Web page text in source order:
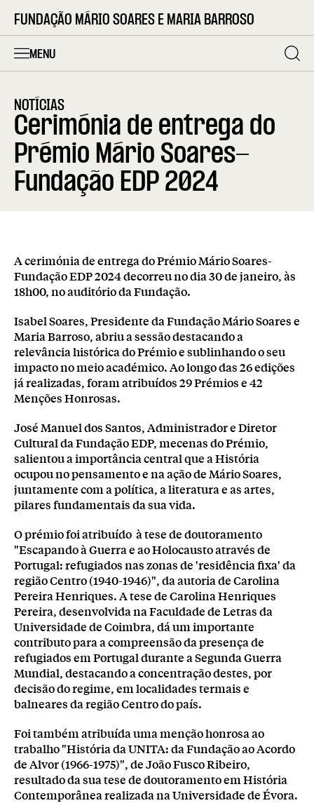
FUNDAÇÃO MÁRIO SOARES E MARIA BARROSO
MENU
NOTÍCIAS
Cerimónia de entrega do
Prémio Mário Soares-
Fundação EDP 2024
A cerimónia de entrega do Prémio Mário Soares-
Fundação EDP 2024 decorreu no dia 30 de janeiro, às
18h00, no auditório da Fundação.
Isabel Soares, Presidente da Fundação Mário Soares e
Maria Barroso, abriu a sessão destacando a
relevância histórica do Prémio e sublinhando o seu
impacto no meio académico. Ao longo das 26 edições
já realizadas, foram atribuídos 29 Prémios e 42
Menções Honrosas.
José Manuel dos Santos, Administrador e Diretor
Cultural da Fundação EDP, mecenas do Prémio,
salientou a importância central que a História
ocupou no pensamento e na ação de Mário Soares,
juntamente com a política, a literatura e as artes,
pilares fundamentais da sua vida.
O prémio foi atribuído à tese de doutoramento
"Escapando à Guerra e ao Holocausto através de
Portugal: refugiados nas zonas de 'residência fixa' da
região Centro (1940-1946)", da autoria de Carolina
Pereira Henriques. A tese de Carolina Henriques
Pereira, desenvolvida na Faculdade de Letras da
Universidade de Coimbra, dá um importante
contributo para a compreensão da presença de
refugiados em Portugal durante a Segunda Guerra
Mundial, destacando a concentração destes, por
decisão do regime, em localidades termais e
balneares da região Centro do país.
Foi também atribuída uma menção honrosa ao
trabalho "História da UNITA: da Fundação ao Acordo
de Alvor (1966-1975)", de João Fusco Ribeiro,
resultado da sua tese de doutoramento em História
Contemporânea realizada na Universidade de Évora.